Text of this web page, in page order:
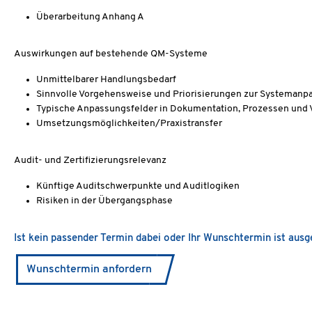
Überarbeitung Anhang A
Auswirkungen auf bestehende QM-Systeme
Unmittelbarer Handlungsbedarf
Sinnvolle Vorgehensweise und Priorisierungen zur
Typische Anpassungsfelder in Dokumentation, Prozessen
Umsetzungsmöglichkeiten/Praxistransfer
Audit- und Zertifizierungsrelevanz
Künftige Auditschwerpunkte und Auditlogiken
Risiken in der Übergangsphase
Ist kein passender Termin dabei oder Ihr Wunschtermin ist
Wunschtermin anfordern